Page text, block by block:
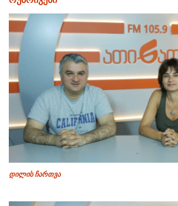
დილის ჩართვა